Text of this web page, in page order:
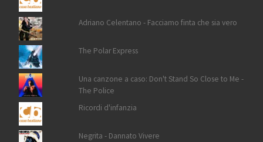
Adriano Celentano - Facciamo finta che sia vero
The Polar Express
Una canzone a caso: Don't Stand So Close to Me -
The Police
Ricordi d'infanzia
Negrita - Dannato Vivere